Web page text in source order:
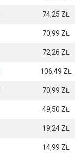
74,25 ZŁ
70,99 ZŁ
72,26 ZŁ
106,49 ZŁ
70,99 ZŁ
49,50 ZŁ
19,24 ZŁ
14,99 ZŁ